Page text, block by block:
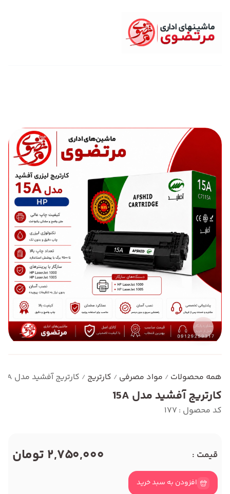
همه محصولات / مواد مصرفی / کارتریج / کارتریج آفشید مدل 15A
کارتریج آفشید مدل 15A
کد محصول : 177
قیمت : 2,750,000 تومان
افزودن به سبد خرید